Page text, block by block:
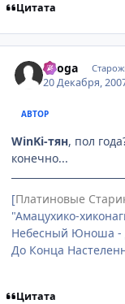
Цитата
Ryoga
20 Декабря,
АВТОР
WinKi-тян, пол
конечно...
[Платиновые
"Амацухико-
Небесный Юноша -
До Конца
Цитата